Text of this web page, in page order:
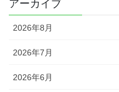
アーカイブ
2026年8月
2026年7月
2026年6月